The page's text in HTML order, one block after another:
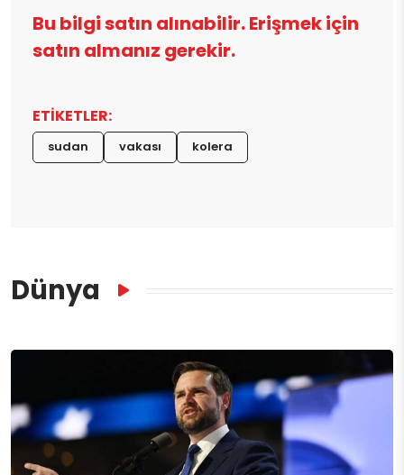
Bu bilgi satın alınabilir. Erişmek için
satın almanız gerekir.
ETİKETLER:
sudan vakası kolera
Dünya